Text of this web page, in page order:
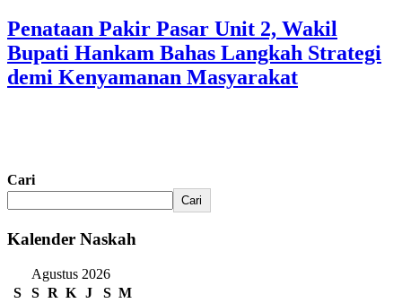
Penataan Pakir Pasar Unit 2, Wakil
Bupati Hankam Bahas Langkah Strategi
demi Kenyamanan Masyarakat
Cari
Cari
Kalender Naskah
Agustus 2026
S
S R K J S M